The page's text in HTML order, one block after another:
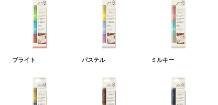
ブライト パステル ミルキー